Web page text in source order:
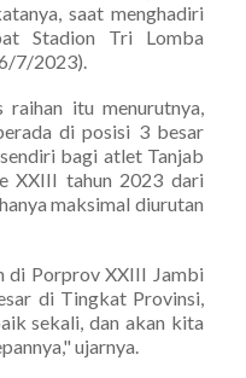
saat menghadiri
Stadion Tri Lomba
7/2023).
itu menurutnya,
di posisi 3 besar
bagi atlet Tanjab
XXIII tahun 2023 dari
maksimal diurutan
di Porprov XXIII Jambi
di Tingkat Provinsi,
sekali, dan akan kita
ujarnya.